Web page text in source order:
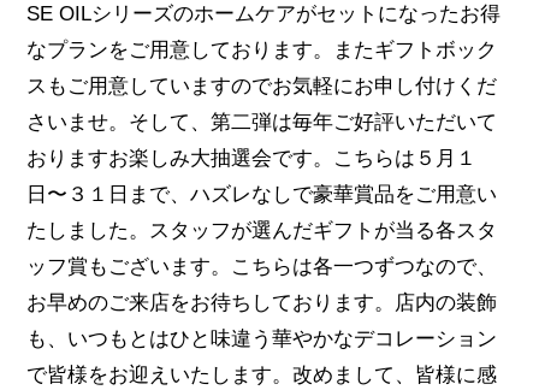
SE OILシリーズのホームケアがセットになったお得
なプランをご用意しております。またギフトボック
スもご用意していますのでお気軽にお申し付けくだ
さいませ。そして、第二弾は毎年ご好評いただいて
おりますお楽しみ大抽選会です。こちらは５月１
日〜３１日まで、ハズレなしで豪華賞品をご用意い
たしました。スタッフが選んだギフトが当る各スタ
ッフ賞もございます。こちらは各一つずつなので、
お早めのご来店をお待ちしております。店内の装飾
も、いつもとはひと味違う華やかなデコレーション
で皆様をお迎えいたします。改めまして、皆様に感